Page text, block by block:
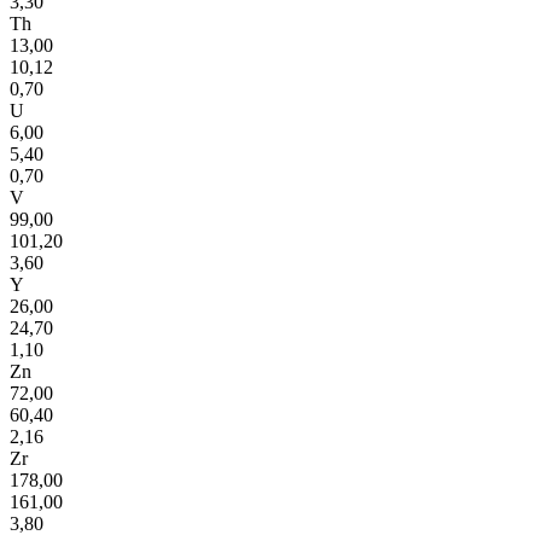
Th
13,00
10,12
0,70
U
6,00
5,40
0,70
V
99,00
101,20
3,60
Y
26,00
24,70
1,10
Zn
72,00
60,40
2,16
Zr
178,00
161,00
3,80